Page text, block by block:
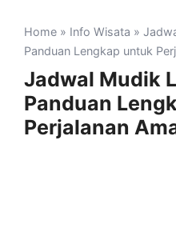
Home » Info Wisata »
Panduan Lengkap untuk
Jadwal Mudik
Panduan
Perjalanan